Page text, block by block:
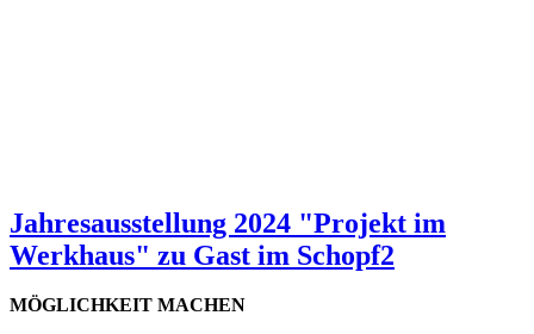
Jahresausstellung 2024 "Projekt im
Werkhaus" zu Gast im Schopf2
MÖGLICHKEIT MACHEN